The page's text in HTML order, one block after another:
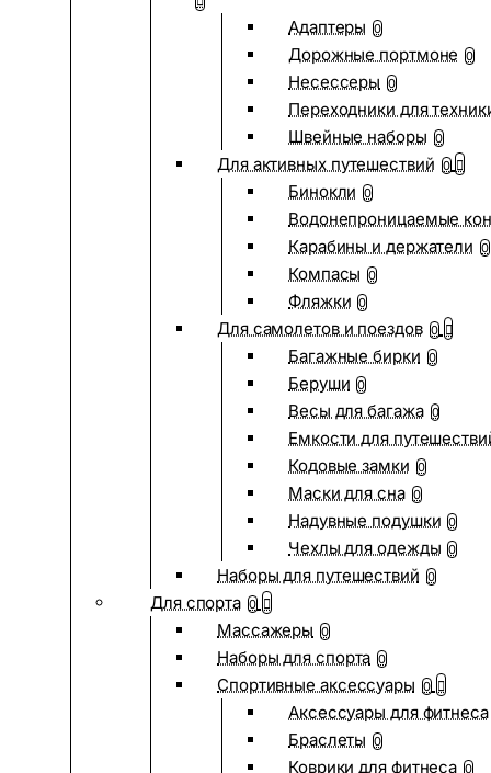
Адаптеры 0
Дорожные портмоне 0
Несессеры 0
Переходники для
Швейные наборы 0
Для активных путешествий 0
Бинокли 0
Водонепроницаемые
Карабины и держатели 0
Компасы 0
Фляжки 0
Для самолетов и поездов 0
Багажные бирки 0
Беруши 0
Весы для багажа 0
Емкости для
Кодовые замки 0
Маски для сна 0
Надувные подушки 0
Чехлы для одежды 0
Наборы для путешествий 0
Для спорта 0
Массажеры 0
Наборы для спорта 0
Спортивные аксессуары 0
Аксессуары для фитнеса
Браслеты 0
Коврики для фитнеса 0